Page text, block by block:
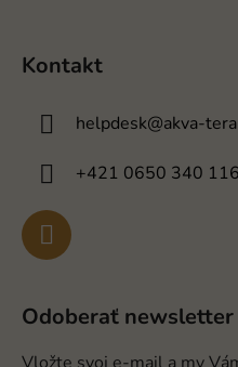
Kontakt
helpdesk@akva-
+421 0650 340 116
Odoberať newsletter